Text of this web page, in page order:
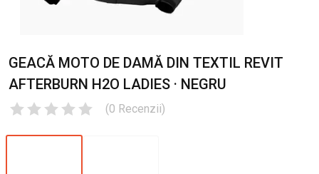
GEACĂ MOTO DE DAMĂ DIN TEXTIL REVIT
AFTERBURN H2O LADIES · NEGRU
(0 Recenzii)